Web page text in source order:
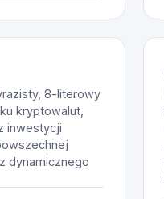
8-literowy
kryptowalut,
inwestycji
dynamicznego